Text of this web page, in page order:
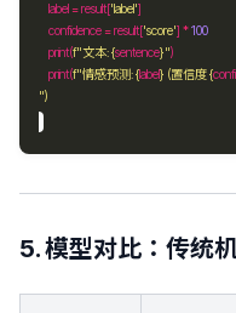
    label
= result['label'
    confidence
= result['score'] *100
    print(
f"文本: {sentence}"
    print(
f"情感预测: {label} (置信度 {
")
5. 模型对比：传统